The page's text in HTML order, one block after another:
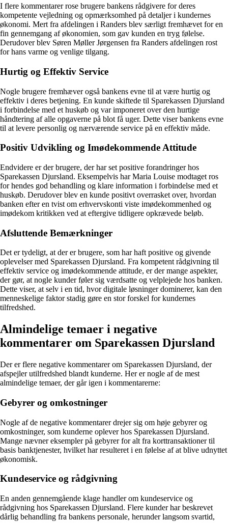
I flere kommentarer rose brugere bankens rådgivere for deres
kompetente vejledning og opmærksomhed på detaljer i kundernes
økonomi. Mert fra afdelingen i Randers blev særligt fremhævet for en
fin gennemgang af økonomien, som gav kunden en tryg følelse.
Derudover blev Søren Møller Jørgensen fra Randers afdelingen rost
for hans varme og venlige tilgang.
Hurtig og Effektiv Service
Nogle brugere fremhæver også bankens evne til at være hurtig og
effektiv i deres betjening. En kunde skiftede til Sparekassen Djursland
i forbindelse med et huskøb og var imponeret over den hurtige
håndtering af alle opgaverne på blot få uger. Dette viser bankens evne
til at levere personlig og nærværende service på en effektiv måde.
Positiv Udvikling og Imødekommende Attitude
Endvidere er der brugere, der har set positive forandringer hos
Sparekassen Djursland. Eksempelvis har Maria Louise modtaget ros
for hendes god behandling og klare information i forbindelse med et
huskøb. Derudover blev en kunde positivt overrasket over, hvordan
banken efter en tvist om erhvervskonti viste imødekommenhed og
imødekom kritikken ved at eftergive tidligere opkrævede beløb.
Afsluttende Bemærkninger
Det er tydeligt, at der er brugere, som har haft positive og givende
oplevelser med Sparekassen Djursland. Fra kompetent rådgivning til
effektiv service og imødekommende attitude, er der mange aspekter,
der gør, at nogle kunder føler sig værdsatte og velplejede hos banken.
Dette viser, at selv i en tid, hvor digitale løsninger dominerer, kan den
menneskelige faktor stadig gøre en stor forskel for kundernes
tilfredshed.
Almindelige temaer i negative
kommentarer om Sparekassen Djursland
Der er flere negative kommentarer om Sparekassen Djursland, der
afspejler utilfredshed blandt kunderne. Her er nogle af de mest
almindelige temaer, der går igen i kommentarerne:
Gebyrer og omkostninger
Nogle af de negative kommentarer drejer sig om høje gebyrer og
omkostninger, som kunderne oplever hos Sparekassen Djursland.
Mange nævner eksempler på gebyrer for alt fra korttransaktioner til
basis banktjenester, hvilket har resulteret i en følelse af at blive udnyttet
økonomisk.
Kundeservice og rådgivning
En anden gennemgående klage handler om kundeservice og
rådgivning hos Sparekassen Djursland. Flere kunder har beskrevet
dårlig behandling fra bankens personale, herunder langsom svartid,